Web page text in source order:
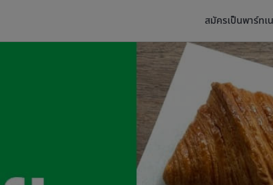
สมัครเป็นพาร์ทเ